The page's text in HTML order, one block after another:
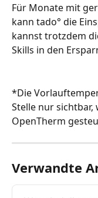
Für Monate mit
kann tado° die
kannst trotzdem
Skills in den
*Die
Stelle nur sichtbar,
OpenTherm
Verwandte